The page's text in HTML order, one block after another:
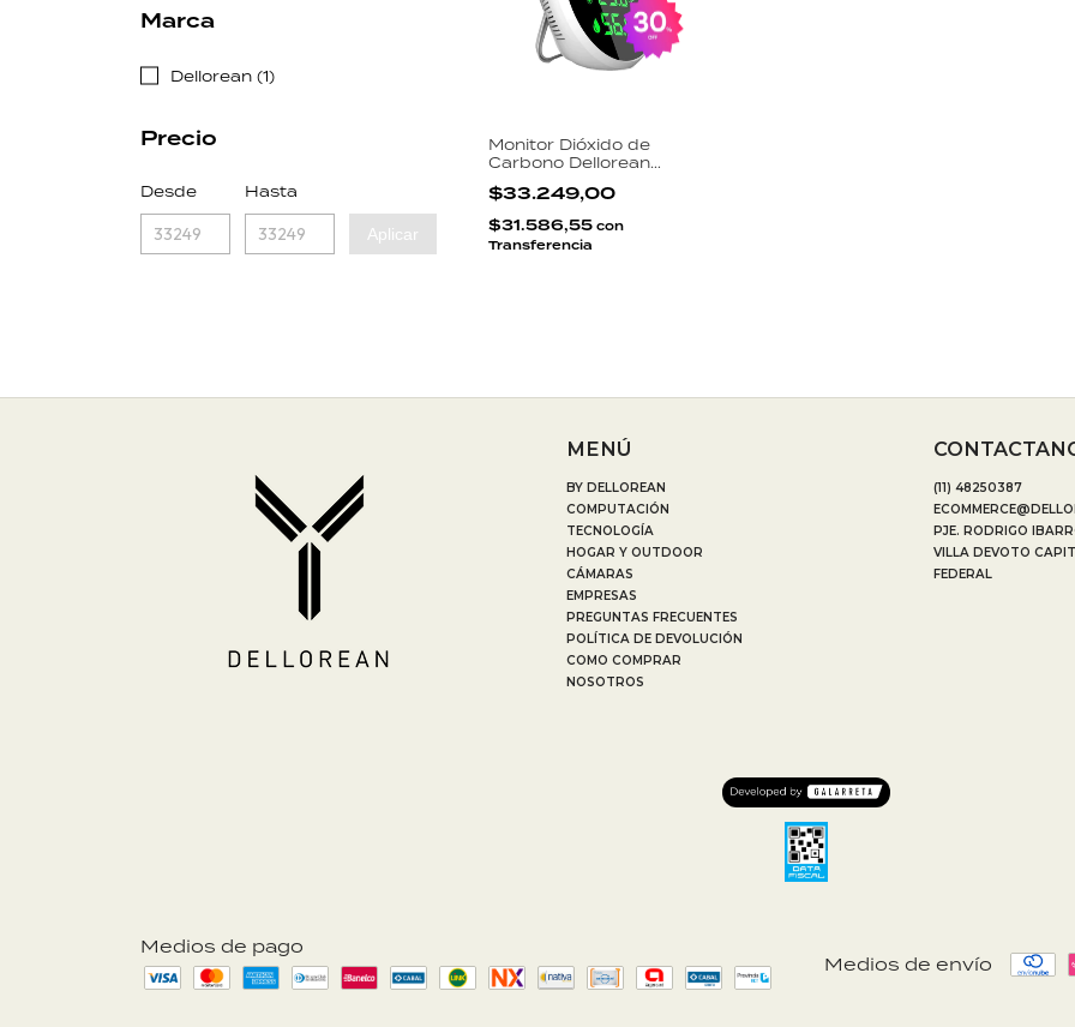
Marca
Dellorean (1)
Precio
Desde Hasta
Aplicar
Monitor Dióxido de
Carbono Dellorean
SCO2-DH Medidor Aire
NDIR Temperatura
Humedad Pantalla LED
USB
$33.249,00
$31.586,55 con
Transferencia
Medios de pago
Medios de envío
(11) 48250387
PJE. RODRIGO
VILLA DEVOTO
FEDERAL
MENÚ
BY DELLOREAN
COMPUTACIÓN
TECNOLOGÍA
HOGAR Y OUTDOOR
CÁMARAS
EMPRESAS
PREGUNTAS FRECUENTES
POLÍTICA DE DEVOLUCIÓN
COMO COMPRAR
NOSOTROS